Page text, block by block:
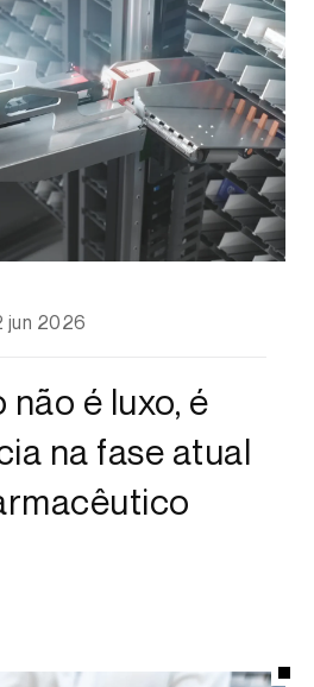
jun 2026
é luxo, é
na fase atual